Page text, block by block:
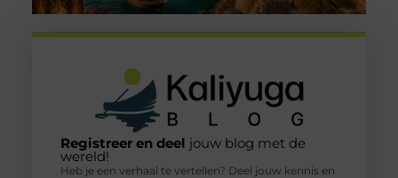
Registreer en deel jouw blog met de
wereld!
Heb je een verhaal te vertellen? Deel jouw kennis en